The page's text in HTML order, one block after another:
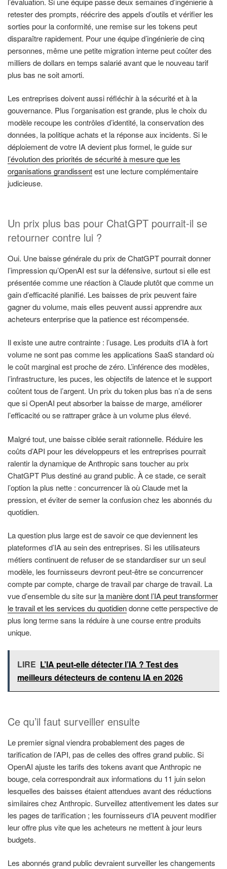
retester des prompts, réécrire des appels d’outils et vérifier les
sorties pour la conformité, une remise sur les tokens peut
disparaître rapidement. Pour une équipe d’ingénierie de cinq
personnes, même une petite migration interne peut coûter des
milliers de dollars en temps salarié avant que le nouveau tarif
plus bas ne soit amorti.
Les entreprises doivent aussi réfléchir à la sécurité et à la
gouvernance. Plus l’organisation est grande, plus le choix du
modèle recoupe les contrôles d’identité, la conservation des
données, la politique achats et la réponse aux incidents. Si le
déploiement de votre IA devient plus formel, le guide sur
l’évolution des priorités de sécurité à mesure que les
organisations grandissentest une lecture complémentaire
judicieuse.
Un prix plus bas pour ChatGPT pourrait-il se
retourner contre lui ?
Oui. Une baisse générale du prix de ChatGPT pourrait donner
l’impression qu’OpenAI est sur la défensive, surtout si elle est
présentée comme une réaction à Claude plutôt que comme un
gain d’efficacité planifié. Les baisses de prix peuvent faire
gagner du volume, mais elles peuvent aussi apprendre aux
acheteurs enterprise que la patience est récompensée.
Il existe une autre contrainte : l’usage. Les produits d’IA à fort
volume ne sont pas comme les applications SaaS standard où
le coût marginal est proche de zéro. L’inférence des modèles,
l’infrastructure, les puces, les objectifs de latence et le support
coûtent tous de l’argent. Un prix du token plus bas n’a de sens
que si OpenAI peut absorber la baisse de marge, améliorer
l’efficacité ou se rattraper grâce à un volume plus élevé.
Malgré tout, une baisse ciblée serait rationnelle. Réduire les
coûts d’API pour les développeurs et les entreprises pourrait
ralentir la dynamique de Anthropic sans toucher au prix
ChatGPT Plus destiné au grand public. À ce stade, ce serait
l’option la plus nette : concurrencer là où Claude met la
pression, et éviter de semer la confusion chez les abonnés du
quotidien.
La question plus large est de savoir ce que deviennent les
plateformes d’IA au sein des entreprises. Si les utilisateurs
métiers continuent de refuser de se standardiser sur un seul
modèle, les fournisseurs devront peut-être se concurrencer
compte par compte, charge de travail par charge de travail. La
vue d’ensemble du site sur la manière dont l’IA peut transformer
le travail et les services du quotidiendonne cette perspective de
plus long terme sans la réduire à une course entre produits
unique.
LIRE L’IA peut-elle détecter l’IA ? Test des
meilleurs détecteurs de contenu IA en 2026
Ce qu’il faut surveiller ensuite
Le premier signal viendra probablement des pages de
tarification de l’API, pas de celles des offres grand public. Si
OpenAI ajuste les tarifs des tokens avant que Anthropic ne
bouge, cela correspondrait aux informations du 11 juin selon
lesquelles des baisses étaient attendues avant des réductions
similaires chez Anthropic. Surveillez attentivement les dates sur
les pages de tarification ; les fournisseurs d’IA peuvent modifier
leur offre plus vite que les acheteurs ne mettent à jour leurs
budgets.
Les abonnés grand public devraient surveiller les changements